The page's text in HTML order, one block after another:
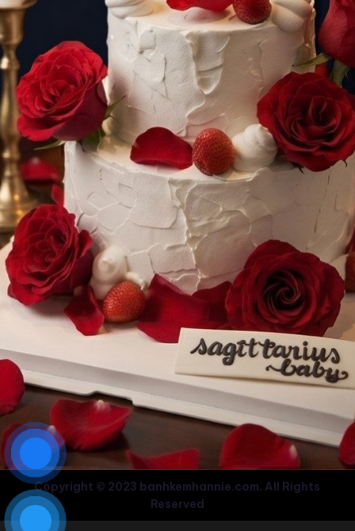
Copyright © 2023 banhkemhannie.com. All Rights
Reserved